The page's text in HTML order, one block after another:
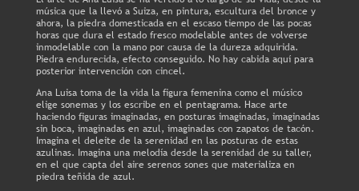
música que la llevó a Suiza, en pintura, escultura del bronce y
ahora, la piedra domesticada en el escaso tiempo de las pocas
horas que dura el estado fresco modelable antes de volverse
inmodelable con la mano por causa de la dureza adquirida.
Piedra endurecida, efecto conseguido. No hay cabida aquí para
posterior intervención con cincel.
Ana Luisa toma de la vida la figura femenina como el músico
elige sonemas y los escribe en el pentagrama. Hace arte
haciendo figuras imaginadas, en posturas imaginadas, imaginadas
sin boca, imaginadas en azul, imaginadas con zapatos de tacón.
Imagina el deleite de la serenidad en las posturas de estas
azulinas. Imagina una melodía desde la serenidad de su taller,
en el que capta del aire serenos sones que materializa en
piedra teñida de azul.